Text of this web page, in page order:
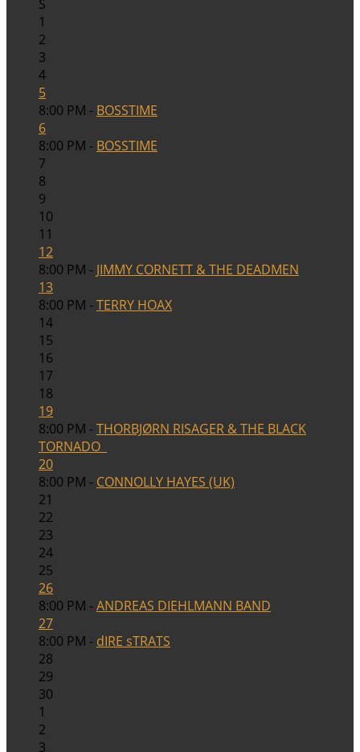
S
1
2
3
4
5
8:00 PM - BOSSTIME
6
8:00 PM - BOSSTIME
7
8
9
10
11
12
8:00 PM - JIMMY CORNETT & THE DEADMEN
13
8:00 PM -TERRY HOAX
14
15
16
17
18
19
8:00 PM -THORBJØRN RISAGER & THE BLACK
TORNADO
20
8:00 PM - CONNOLLY HAYES (UK)
21
22
23
24
25
26
8:00 PM -ANDREAS DIEHLMANN BAND
27
8:00 PM - dIRE sTRATS
28
29
30
1
2
3